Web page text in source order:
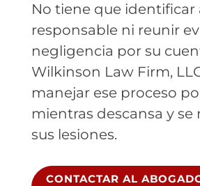
No tiene que identificar
responsable ni reunir
negligencia por su
Wilkinson Law Firm,
manejar ese proceso
mientras descansa y se
sus lesiones.
CONTACTAR AL